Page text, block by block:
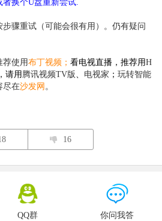
换个U盘重新尝试.
骤重试（可能会很有用）。仍有疑问
荐使用布丁视频 ； 看电视直播，推荐用H
请用 腾讯视频TV版 、 电视家 ； 玩转智能
尽在沙发网 。
16
QQ群 你问我答